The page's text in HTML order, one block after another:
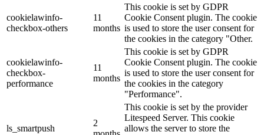
cookielawinfo-
checkbox-others
11
months
This cookie is set by GDPR
Cookie Consent plugin. The cookie
is used to store the user consent for
the cookies in the category "Other.
cookielawinfo-
checkbox-
performance
11
months
This cookie is set by GDPR
Cookie Consent plugin. The cookie
is used to store the user consent for
the cookies in the category
"Performance".
ls_smartpush
2
This cookie is set by the provider
Litespeed Server. This cookie
allows the server to store the